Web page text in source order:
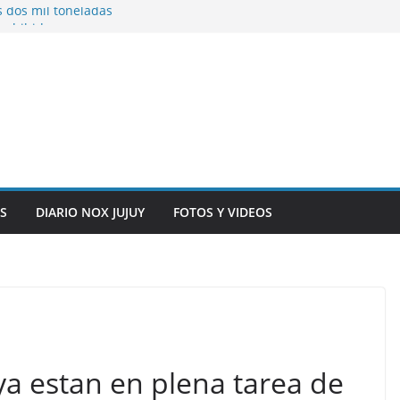
dos mil toneladas
general del
DIARIO NOX JUJUY FOTOS Y VIDEOS
estan en plena tarea de